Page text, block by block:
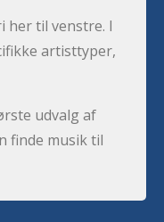
her til venstre. I
artisttyper,
udvalg af
finde musik til